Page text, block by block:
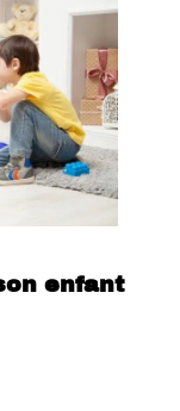
enfant